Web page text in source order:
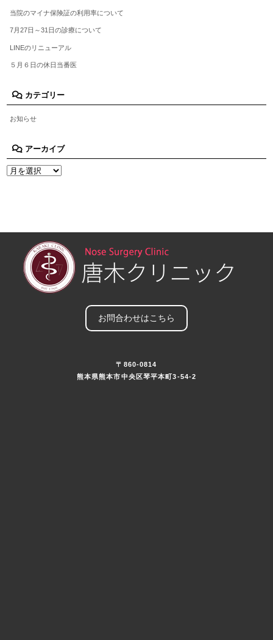
当院のマイナ保険証の利用率について
7月27日～31日の診療について
LINEのリニューアル
５月６日の休日当番医
カテゴリー
お知らせ
アーカイブ
お問合わせはこちら
〒860-0814
熊本県熊本市中央区琴平本町3-54-2